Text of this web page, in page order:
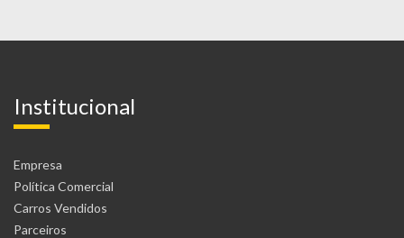
Institucional
Empresa
Política Comercial
Carros Vendidos
Parceiros